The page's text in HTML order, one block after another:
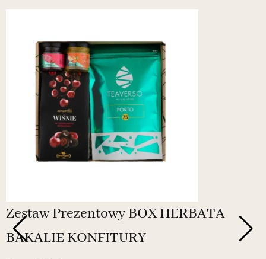
Zestaw Prezentowy BOX HERBATA
BAKALIE KONFITURY